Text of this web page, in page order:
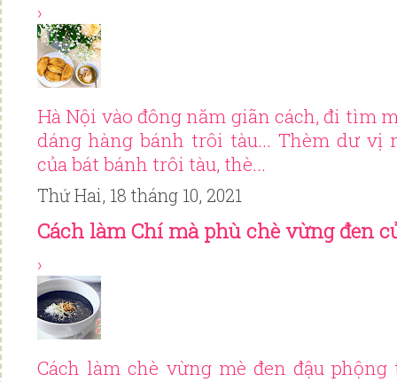
›
Hà Nội vào đông năm giãn cách, đi tìm
dáng hàng bánh trôi tàu... Thèm dư vị
của bát bánh trôi tàu, thè...
Thứ Hai, 18 tháng 10, 2021
Cách làm Chí mà phù chè vừng đen
›
Cách làm chè vừng mè đen đậu